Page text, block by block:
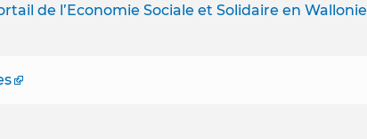
de l’Economie Sociale et Solidaire en Wallonie